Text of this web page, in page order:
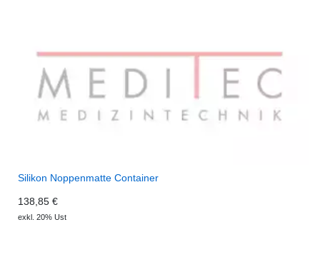
Silikon Noppenmatte Container
138,85 €
exkl. 20% Ust